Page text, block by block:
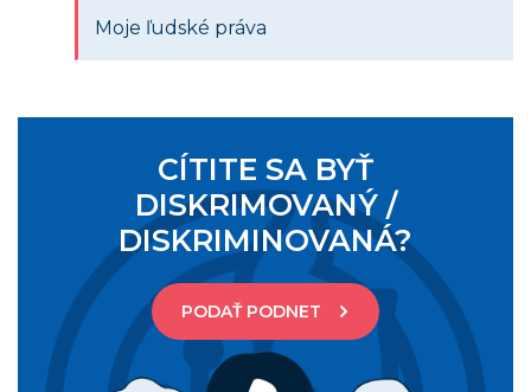
Moje ľudské práva
CÍTITE SA BYŤ
DISKRIMOVANÝ /
DISKRIMINOVANÁ?
PODAŤ PODNET